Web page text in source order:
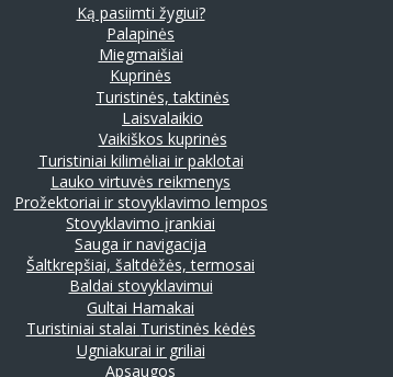
Ką pasiimti žygiui?
Palapinės
Miegmaišiai
Kuprinės
Turistinės, taktinės
Laisvalaikio
Vaikiškos kuprinės
Turistiniai kilimėliai ir paklotai
Lauko virtuvės reikmenys
Prožektoriai ir stovyklavimo lempos
Stovyklavimo įrankiai
Sauga ir navigacija
Šaltkrepšiai, šaltdėžės, termosai
Baldai stovyklavimui
Gultai Hamakai
Turistiniai stalai Turistinės kėdės
Ugniakurai ir griliai
Apsaugos